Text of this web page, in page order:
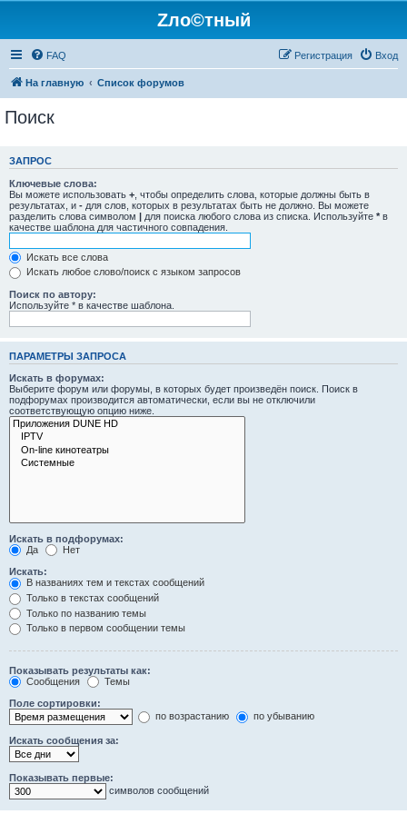
Zло©тный
FAQ Вход
Регистрация
На главную Список форумов
Поиск
ЗАПРОС
Ключевые слова:
Вы можете использовать + , чтобы определить слова, которые должны быть в
результатах, и - для слов, которых в результатах быть не должно. Вы можете
разделить слова символом | для поиска любого слова из списка. Используйте * в
качестве шаблона для частичного совпадения.
Искать все слова
Искать любое слово/поиск с языком запросов
Поиск по автору:
Используйте * в качестве шаблона.
ПАРАМЕТРЫ ЗАПРОСА
Искать в форумах:
Выберите форум или форумы, в которых будет произведён поиск. Поиск в
подфорумах производится автоматически, если вы не отключили
соответствующую опцию ниже.
Искать в подфорумах:
Да
Нет
Искать:
В названиях тем и текстах сообщений
Только в текстах сообщений
Только по названию темы
Только в первом сообщении темы
Показывать результаты как:
Сообщения
Темы
Поле сортировки:
по возрастанию
по убыванию
Искать сообщения за:
Показывать первые:
символов сообщений